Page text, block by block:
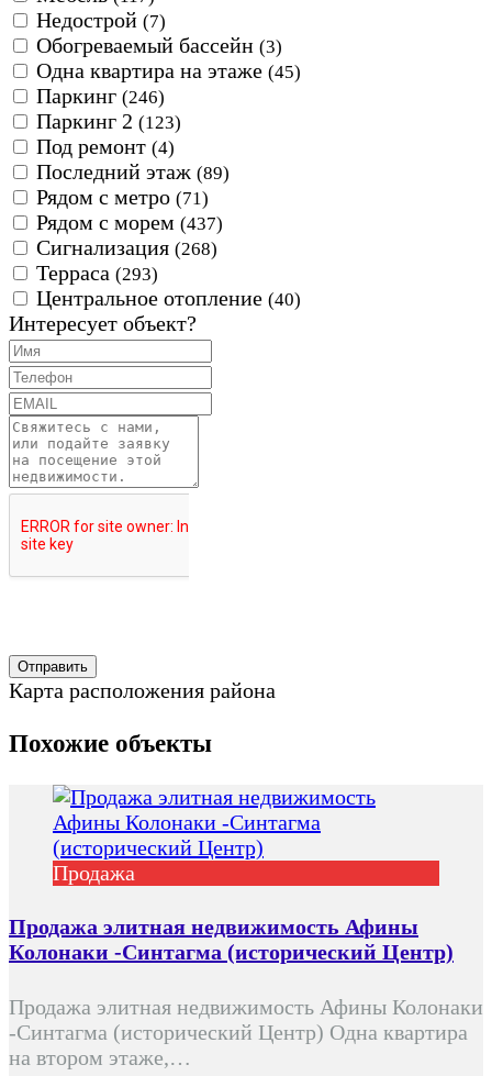
Недострой (7)
Обогреваемый бассейн (3)
Одна квартира на этаже (45)
Паркинг (246)
Паркинг 2 (123)
Под ремонт (4)
Последний этаж (89)
Рядом с метро (71)
Рядом с морем (437)
Сигнализация (268)
Терраса (293)
Центральное отопление (40)
Интересует объект?
Карта расположения района
Похожие объекты
Продажа
Продажа элитная недвижимость Афины
Колонаки -Синтагма (исторический Центр)
Продажа элитная недвижимость Афины Колонаки
-Синтагма (исторический Центр) Одна квартира
на втором этаже,…